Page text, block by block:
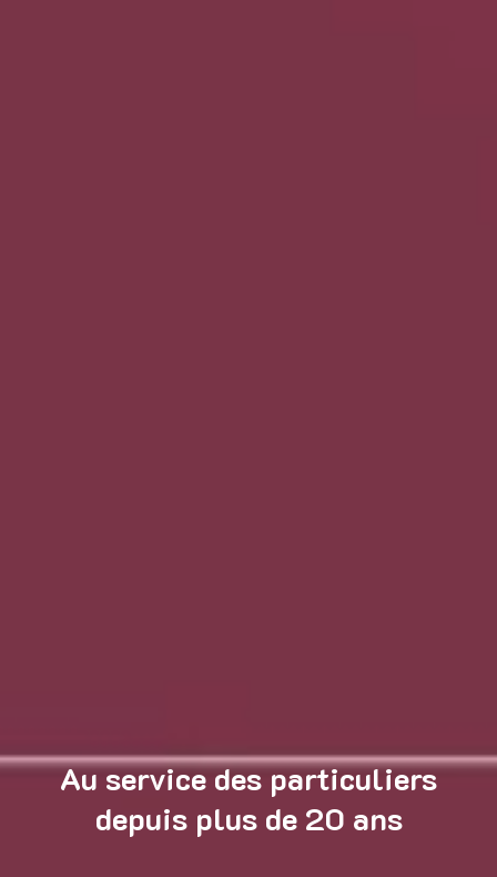
Au service des particuliers
depuis plus de 20 ans